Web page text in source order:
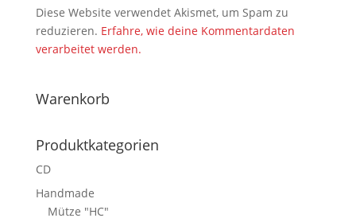
Diese Website verwendet Akismet, um Spam zu
reduzieren. Erfahre, wie deine Kommentardaten
verarbeitet werden.
Warenkorb
Produktkategorien
CD
Handmade
Mütze "HC"